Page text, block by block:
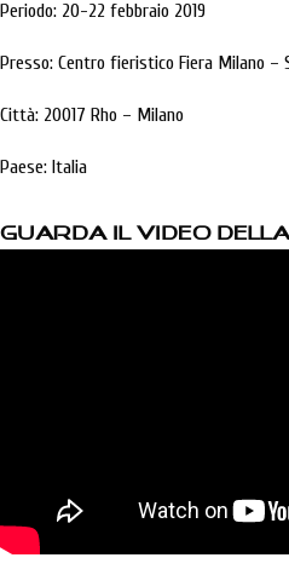
Periodo: 20-22 febbraio 2019
Presso: Centro fieristico Fiera Milano –
Città: 20017 Rho – Milano
Paese: Italia
Guarda il video